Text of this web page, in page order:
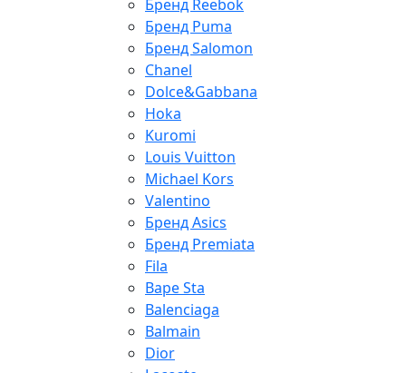
Бренд Reebok
Бренд Puma
Бренд Salomon
Chanel
Dolce&Gabbana
Hoka
Kuromi
Louis Vuitton
Michael Kors
Valentino
Бренд Asics
Бренд Premiata
Fila
Bape Sta
Balenciaga
Balmain
Dior